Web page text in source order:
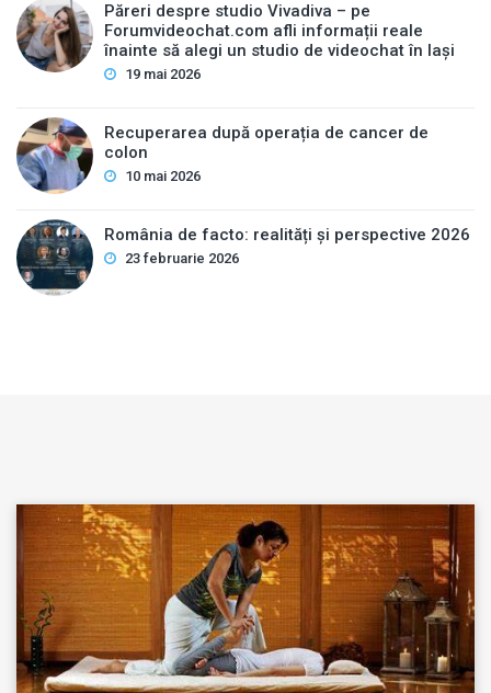
Păreri despre studio Vivadiva – pe
Forumvideochat.com afli informații reale
înainte să alegi un studio de videochat în Iași
19 mai 2026
Recuperarea după operația de cancer de
colon
10 mai 2026
România de facto: realități și perspective 2026
23 februarie 2026